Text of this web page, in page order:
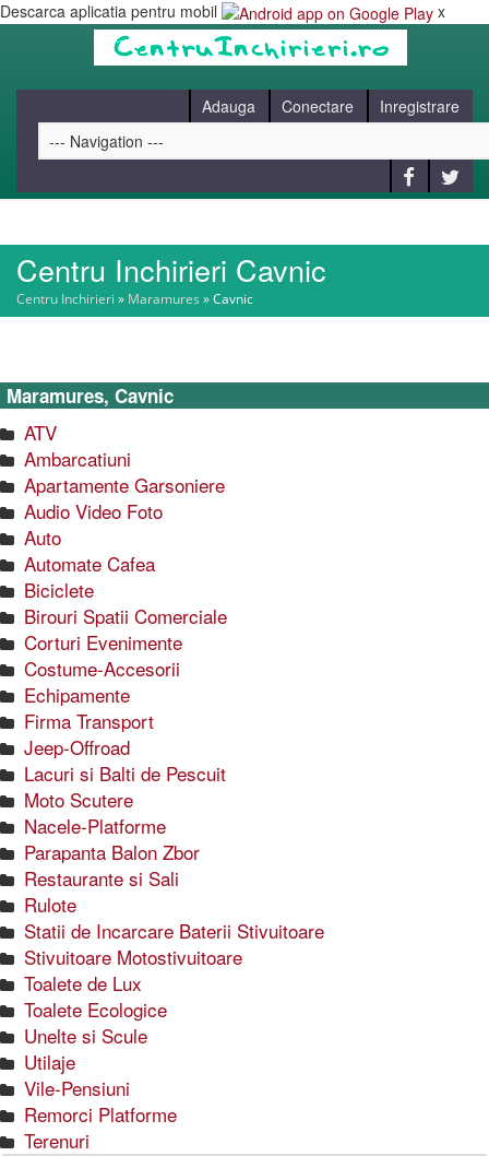
Descarca aplicatia pentru mobil x
Adauga Conectare Inregistrare
HOME
BLOG
CONTACT
Centru Inchirieri Cavnic
Centru Inchirieri » Maramures »Cavnic
Maramures, Cavnic
ATV
Ambarcatiuni
Apartamente Garsoniere
Audio Video Foto
Auto
Automate Cafea
Biciclete
Birouri Spatii Comerciale
Corturi Evenimente
Costume-Accesorii
Echipamente
Firma Transport
Jeep-Offroad
Lacuri si Balti de Pescuit
Moto Scutere
Nacele-Platforme
Parapanta Balon Zbor
Restaurante si Sali
Rulote
Statii de Incarcare Baterii Stivuitoare
Stivuitoare Motostivuitoare
Toalete de Lux
Toalete Ecologice
Unelte si Scule
Utilaje
Vile-Pensiuni
Remorci Platforme
Terenuri